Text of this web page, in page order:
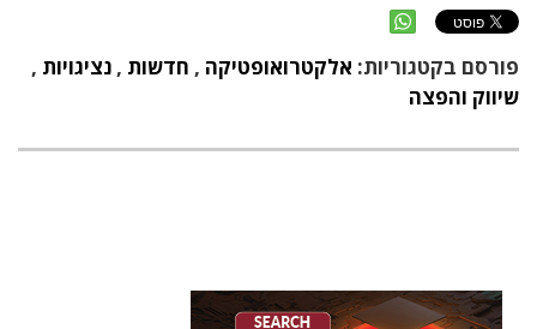
פורסם בקטגוריות: אלקטרואופטיקה , חדשות , נציגויות ,
שיווק והפצה